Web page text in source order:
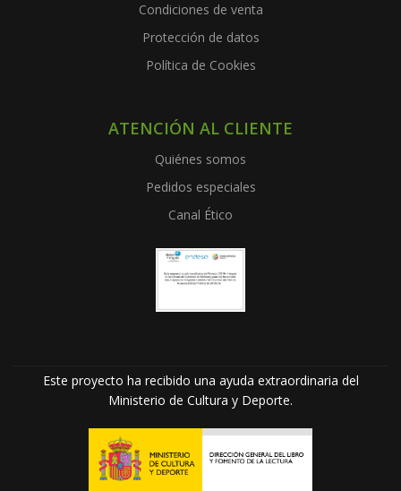
Condiciones de venta
Protección de datos
Política de Cookies
ATENCIÓN AL CLIENTE
Quiénes somos
Pedidos especiales
Canal Ético
Este proyecto ha recibido una ayuda extraordinaria del
Ministerio de Cultura y Deporte.